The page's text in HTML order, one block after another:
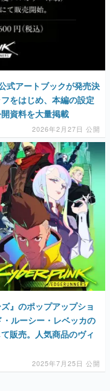
式アートブックが発売決
をはじめ、本編の設定
資料を大量掲載
2026年2月27日 公開
』のポップアップショ
ルーシー・レベッカの
販売。人気商品のヴィ
2025年7月25日 公開